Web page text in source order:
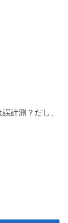
計測？だし、